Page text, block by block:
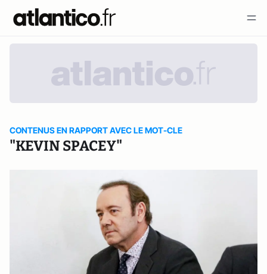
CONTENUS EN RAPPORT AVEC LE MOT-CLE
"KEVIN SPACEY"